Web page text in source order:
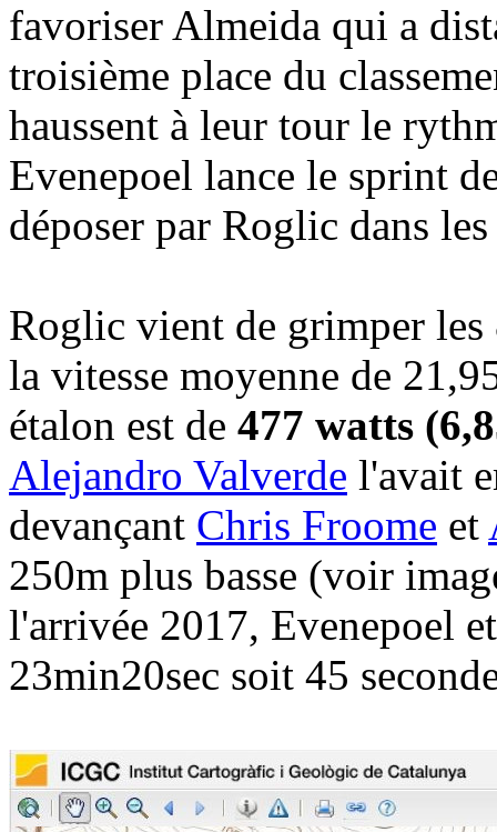
favoriser Almeida qui a
troisième place du
haussent à leur tour le
Evenepoel lance le sprint
déposer par Roglic dans
Roglic vient de grimper les
la vitesse moyenne de
étalon est de 477 watts
Alejandro Valverde l'avait
devançant Chris Froome et
250m plus basse (voir
l'arrivée 2017, Evenepoel
23min20sec soit 45